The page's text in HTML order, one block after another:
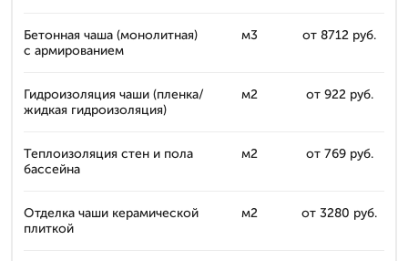
Бетонная чашa (монолитная)
с армированием
м3 от 8712 руб.
Гидроизоляция чаши (пленка/
жидкая гидроизоляция)
м2 от 922 руб.
Теплоизоляция стен и пола
бассейна
м2 от 769 руб.
Отделка чаши керамической
плиткой
м2 от 3280 руб.